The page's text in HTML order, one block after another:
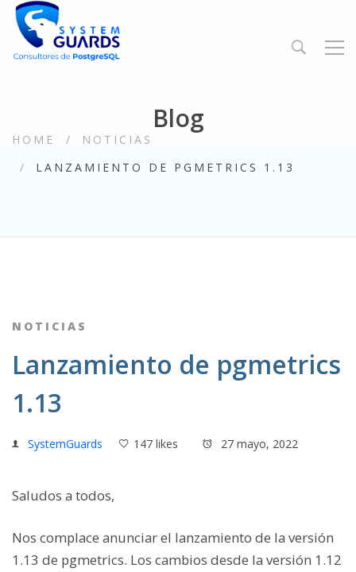
Blog
HOME
NOTICIAS
LANZAMIENTO DE PGMETRICS 1.13
NOTICIAS
Lanzamiento de pgmetrics
1.13
SystemGuards 147 likes 27 mayo, 2022
Saludos a todos,
Nos complace anunciar el lanzamiento de la versión
1.13 de pgmetrics. Los cambios desde la versión 1.12